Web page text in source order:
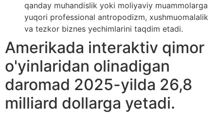
qanday muhandislik yoki moliyaviy muammolarga
yuqori professional antropodizm, xushmuomalalik
va tezkor biznes yechimlarini taqdim etadi.
Amerikada interaktiv qimor
o'yinlaridan olinadigan
daromad 2025-yilda 26,8
milliard dollarga yetadi.